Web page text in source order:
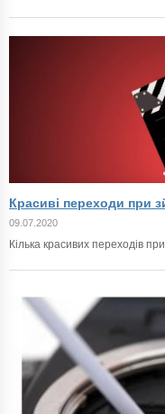
Красиві переходи при
09.07.2020
Кілька красивих переходів